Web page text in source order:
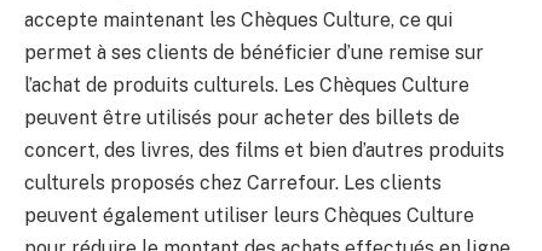
accepte maintenant les Chèques Culture, ce qui
permet à ses clients de bénéficier d’une remise sur
l’achat de produits culturels. Les Chèques Culture
peuvent être utilisés pour acheter des billets de
concert, des livres, des films et bien d’autres produits
culturels proposés chez Carrefour. Les clients
peuvent également utiliser leurs Chèques Culture